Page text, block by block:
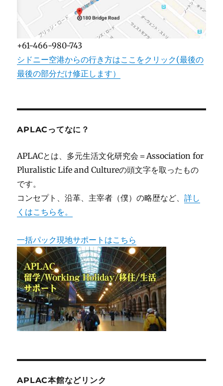
+61-466-980-743
シドニー空港からの行き方はここをクリック(最後の
最後の部分だけ修正します）
APLACってなに？
APLACとは、多元生活文化研究会＝Association for
Pluralistic Life and Cultureの頭文字を取ったもの
です。
コンセプト、沿革、主宰者（僕）の略歴など、詳し
くはこちらを。
一括パック現地サポートはこちら
APLAC本館などリンク